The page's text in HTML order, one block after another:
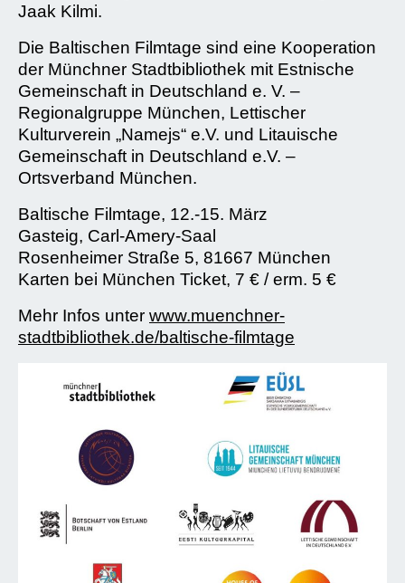
Jaak Kilmi.
Die Baltischen Filmtage sind eine Kooperation
der Münchner Stadtbibliothek mit Estnische
Gemeinschaft in Deutschland e. V. –
Regionalgruppe München, Lettischer
Kulturverein „Namejs“ e.V. und Litauische
Gemeinschaft in Deutschland e.V. –
Ortsverband München.
Baltische Filmtage, 12.-15. März
Gasteig, Carl-Amery-Saal
Rosenheimer Straße 5, 81667 München
Karten bei München Ticket, 7 € / erm. 5 €
Mehr Infos unter www.muenchner-
stadtbibliothek.de/baltische-filmtage